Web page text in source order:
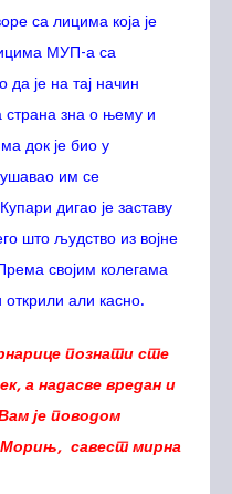
са лицима која је
МУП-а са
да је на тај начин
страна зна о њему и
док је био у
им се
дигао је заставу
што људство из војне
својим колегама
али касно.
познати сте
а надасве вредан и
је поводом
Морињ, савест мирна